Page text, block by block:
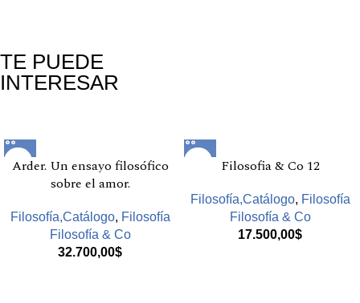
TE PUEDE
INTERESAR
Arder. Un ensayo filosófico
sobre el amor.
Filosofía,Catálogo, Filosofía
Filosofía & Co
32.700,00$
Filosofia & Co 12
Filosofía,Catálogo, Filosofía
Filosofía & Co
17.500,00$